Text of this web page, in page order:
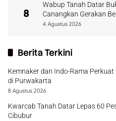
8
Wabup Tanah Datar
Canangkan Gerakan
4 Agustus 2026
Berita Terkini
Kemnaker dan Indo-Rama
di Purwakarta
8 Agustus 2026
Kwarcab Tanah Datar Lepas 60
Cibubur